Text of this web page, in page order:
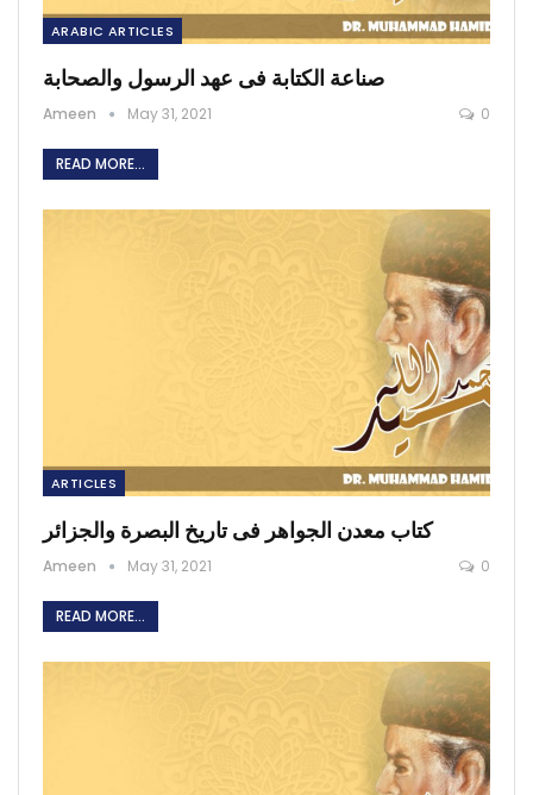
ARABIC ARTICLES
صناعة الكتابة فى عهد الرسول والصحابة
Ameen May 31, 2021 0
READ MORE...
ARTICLES
كتاب معدن الجواهر فى تاريخ البصرة والجزائر
Ameen May 31, 2021 0
READ MORE...